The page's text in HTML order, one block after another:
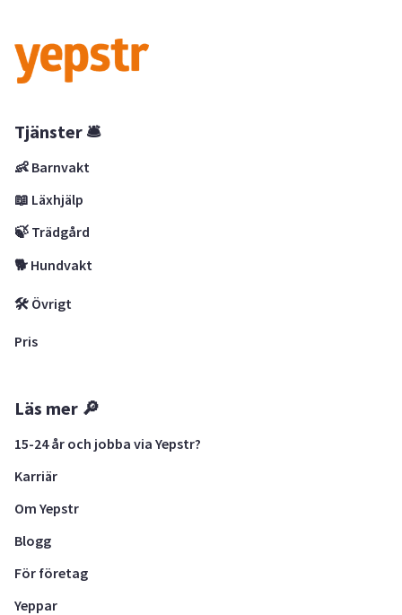
Tjänster 🛎
👶 Barnvakt
📖 Läxhjälp
🍃 Trädgård
🐕 Hundvakt
🛠 Övrigt
Pris
Läs mer 🔎
15-24 år och jobba via Yepstr?
Karriär
Om Yepstr
Blogg
För företag
Yeppar